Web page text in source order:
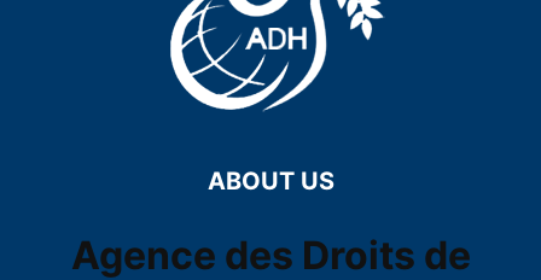
ABOUT US
Agence des Droits de